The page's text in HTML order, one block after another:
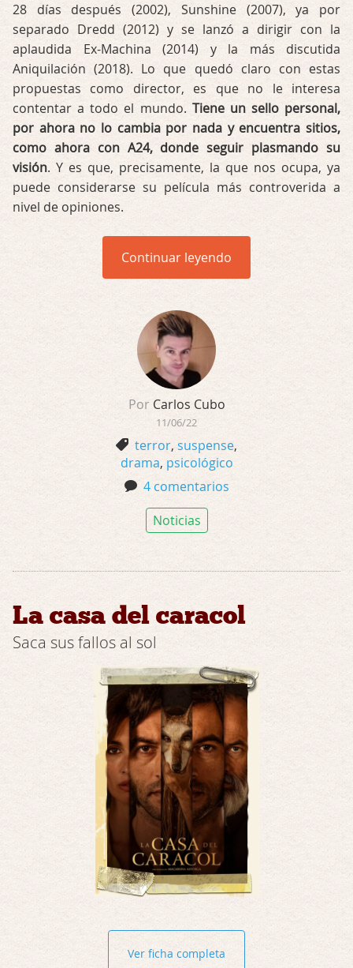
28 días después (2002), Sunshine (2007), ya por
separado Dredd (2012) y se lanzó a dirigir con la
aplaudida Ex-Machina (2014) y la más discutida
Aniquilación (2018). Lo que quedó claro con estas
propuestas como director, es que no le interesa
contentar a todo el mundo. Tiene un sello personal,
por ahora no lo cambia por nada y encuentra sitios,
como ahora con A24, donde seguir plasmando su
visión. Y es que, precisamente, la que nos ocupa, ya
puede considerarse su película más controverida a
nivel de opiniones.
Continuar leyendo
Por Carlos Cubo
11/06/22
terror, suspense,
drama, psicológico
4 comentarios
Noticias
La casa del caracol
Saca sus fallos al sol
Ver ficha completa